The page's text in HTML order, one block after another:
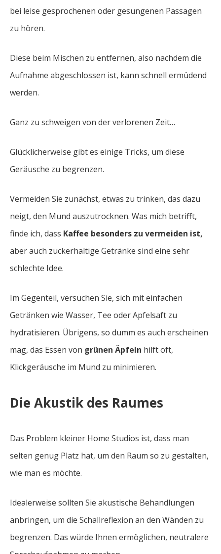
bei leise gesprochenen oder gesungenen Passagen
zu hören.
Diese beim Mischen zu entfernen, also nachdem die
Aufnahme abgeschlossen ist, kann schnell ermüdend
werden.
Ganz zu schweigen von der verlorenen Zeit…
Glücklicherweise gibt es einige Tricks, um diese
Geräusche zu begrenzen.
Vermeiden Sie zunächst, etwas zu trinken, das dazu
neigt, den Mund auszutrocknen. Was mich betrifft,
finde ich, dass Kaffee besonders zu vermeiden ist,
aber auch zuckerhaltige Getränke sind eine sehr
schlechte Idee.
Im Gegenteil, versuchen Sie, sich mit einfachen
Getränken wie Wasser, Tee oder Apfelsaft zu
hydratisieren. Übrigens, so dumm es auch erscheinen
mag, das Essen von grünen Äpfeln hilft oft,
Klickgeräusche im Mund zu minimieren.
Die Akustik des Raumes
Das Problem kleiner Home Studios ist, dass man
selten genug Platz hat, um den Raum so zu gestalten,
wie man es möchte.
Idealerweise sollten Sie akustische Behandlungen
anbringen, um die Schallreflexion an den Wänden zu
begrenzen. Das würde Ihnen ermöglichen, neutralere